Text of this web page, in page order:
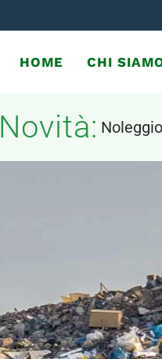
HOME CHI
Novità: